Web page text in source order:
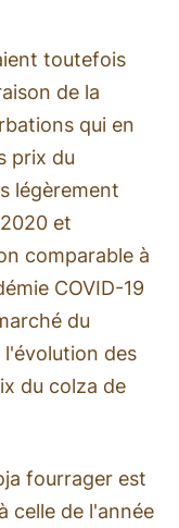
toutefois
de la
qui en
prix du
légèrement
et
comparable à
COVID-19
du
des
du colza de
fourrager est
celle de l'année